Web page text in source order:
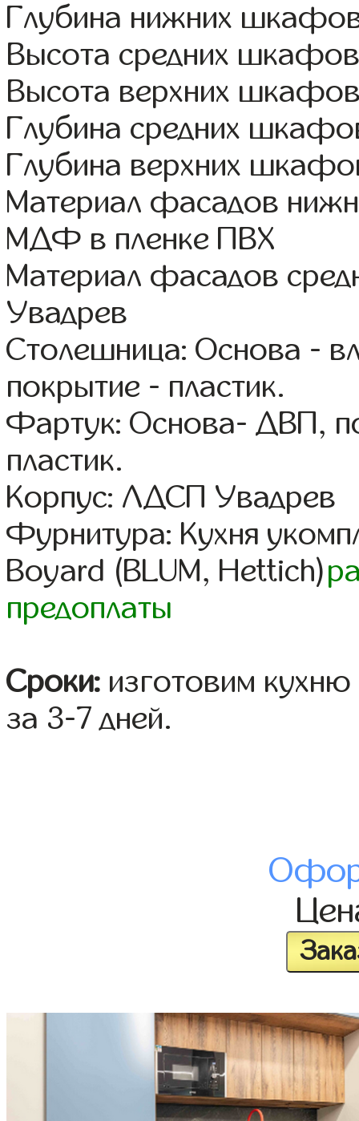
Глубина нижних
Высота средних
Высота верхних
Глубина средних
Глубина верхних
Материал фасадов
МДФ в пленке ПВХ
Материал фасадов
Увадрев
Столешница: Основа -
покрытие - пластик.
Фартук: Основа- ДВП,
пластик.
Корпус: ЛДСП Увадрев
Фурнитура: Кухня
Boyard (BLUM, Hettich)
предоплаты
Сроки: изготовим
за 3-7 дней.